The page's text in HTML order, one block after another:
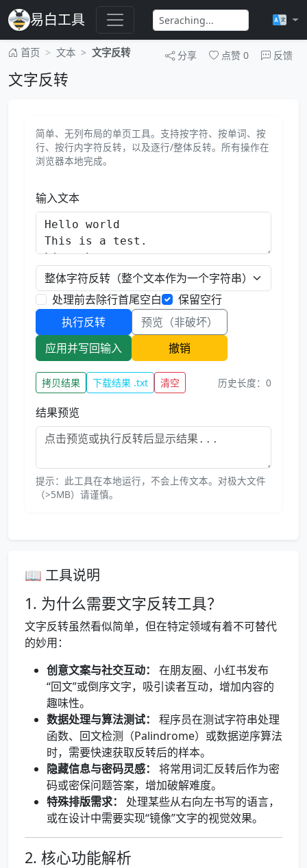
易白工具
首页 文本 文字反转 分享 点赞 0 反馈
文字反转
简单、无列布局的单页工具。支持按字符、按单词、按
行、按行内字符反转，以及逐行/整体反转。所有操作在
浏览器本地完成。
输入文本
处理前去除行首尾空白
保留空行
执行反转
预览（非破坏）
应用并写回输入
撤销
拷贝结果 下载结果 .txt 清空 历史长度： 0
结果预览
提示：此工具在本地运行，不会上传文本。对极大文件
（>5MB）请谨慎。
📖 工具说明
1. 为什么需要文字反转工具？
文字反转虽然看似简单，但在特定领域有着不可替代
的妙用：
创意文案与社交互动：
在朋友圈、小红书发布
“回文”或倒序文字，吸引读者互动，增加内容的
趣味性。
数据处理与算法测试：
程序员在测试字符串处理
函数、回文检测（Palindrome）或数据逆序算法
时，需要快速获取反转后的样本。
隐藏信息与密码灵感：
将常用词汇反转后作为密
码或密保问题答案，增加破解难度。
特殊排版需求：
处理某些从右向左书写的语言，
或在设计中需要实现“镜像”文字的视觉效果。
2. 核心功能解析